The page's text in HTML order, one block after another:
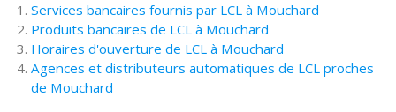
Services bancaires fournis par LCL à Mouchard
Produits bancaires de LCL à Mouchard
Horaires d'ouverture de LCL à Mouchard
Agences et distributeurs automatiques de LCL proches
de Mouchard